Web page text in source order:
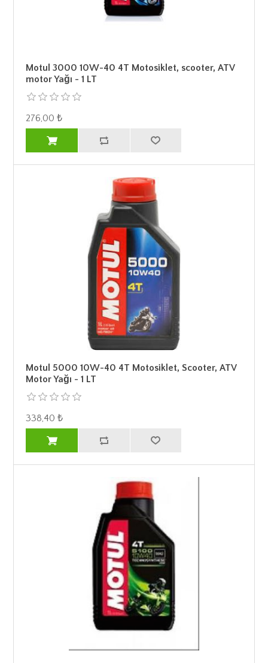
Motul 3000 10W-40 4T Motosiklet, scooter, ATV
motor Yağı - 1 LT
276,00 ₺
Motul 5000 10W-40 4T Motosiklet, Scooter, ATV
Motor Yağı - 1 LT
338,40 ₺